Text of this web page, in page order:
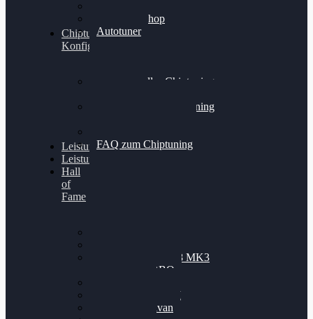
Alientech Shop
Autotuner
Chiptuning
Konfigurator
Professionelles Chiptuning
Professionelles Chiptuning
FAQ zum Chiptuning
Leistungsmessung
Leistungsprüfstand
Hall
of
Fame
Nissan GT-R35 3.8 MK3
V6 TWINTURBO
VW Passat 2.0TDI
VW T6 Multivan